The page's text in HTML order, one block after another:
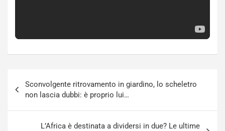
articoli
Sconvolgente ritrovamento in giardino, lo scheletro
non lascia dubbi: è proprio lui…
L’Africa è destinata a dividersi in due? Le ultime